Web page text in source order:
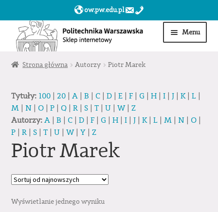
ow.pw.edu.pl
Przejdź
do
nawigacji
Przejdź
do
treści
Menu
Start
Moje konto
Obserwowane
Strona główna Autorzy Piotr Marek
Tytuły: 100| 20| A| B C| D| E| F| G H| I| J| K| L|
M| N| O| P| Q| R| S| T| U W| Z
Autorzy: A| B C| D| F| G H| I| J| K| L| M| N| O|
P| R| S| T| U W| Y| Z
Piotr Marek
Wyświetlanie jednego wyniku